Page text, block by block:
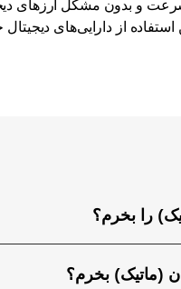
و بدون مشکل ارزهای
استفاده از دارایی‌های دیجیتال
را بخرم؟
(ماتیک) بخرم؟